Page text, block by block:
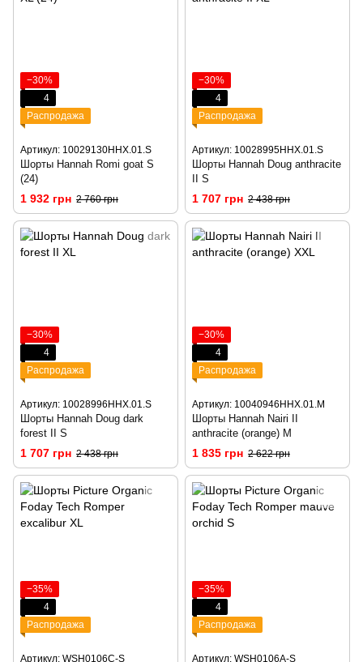
−30%
4
Распродажа
Артикул: 10029130HHX.01.S
Шорты Hannah Romi goat S
(24)
1 932 грн 2 760 грн
−30%
4
Распродажа
Артикул: 10028995HHX.01.S
Шорты Hannah Doug anthracite
II S
1 707 грн 2 438 грн
−30%
4
Распродажа
Артикул: 10028996HHX.01.S
Шорты Hannah Doug dark
forest II S
1 707 грн 2 438 грн
−30%
4
Распродажа
Артикул: 10040946HHX.01.M
Шорты Hannah Nairi II
anthracite (orange) M
1 835 грн 2 622 грн
−35%
4
Распродажа
Артикул: WSH0106C-S
−35%
4
Распродажа
Артикул: WSH0106A-S